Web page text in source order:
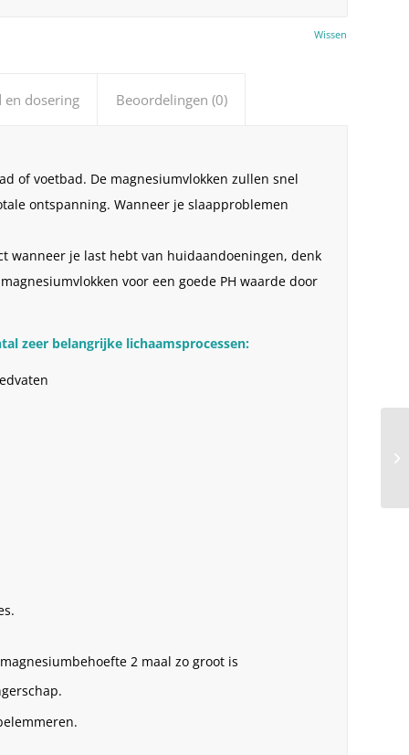
Wissen
en dosering Beoordelingen (0)
of voetbad. De magnesiumvlokken zullen snel
ontspanning. Wanneer je slaapproblemen
wanneer je last hebt van huidaandoeningen, denk
voor een goede PH waarde door
zeer belangrijke lichaamsprocessen:
2 maal zo groot is